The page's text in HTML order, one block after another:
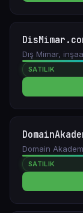
Dış Mimar,
SATILIK
Domain
SATILIK